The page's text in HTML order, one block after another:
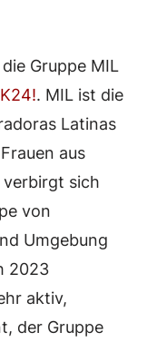
Gruppe MIL
K24!. MIL ist die
Latinas
aus
sich
von
Umgebung
2023
aktiv,
der Gruppe